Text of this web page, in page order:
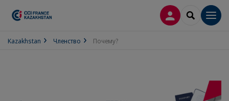
ВХОДSEARCH
Kazakhstan Членство Почему?